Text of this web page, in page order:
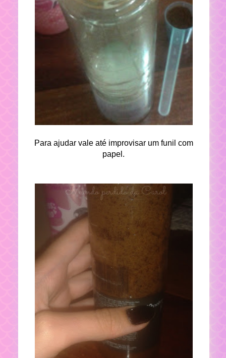
Para ajudar vale até improvisar um funil com
papel.